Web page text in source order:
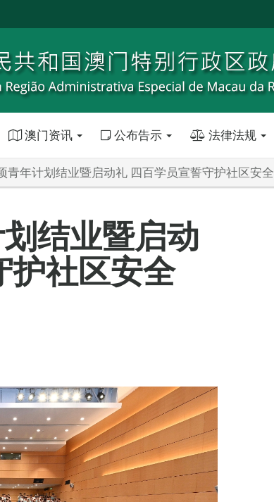
澳门资讯 公布告示 法律法规
青年计划结业暨启动礼 四百学员宣誓守护社区安全
结业暨启动
护社区安全